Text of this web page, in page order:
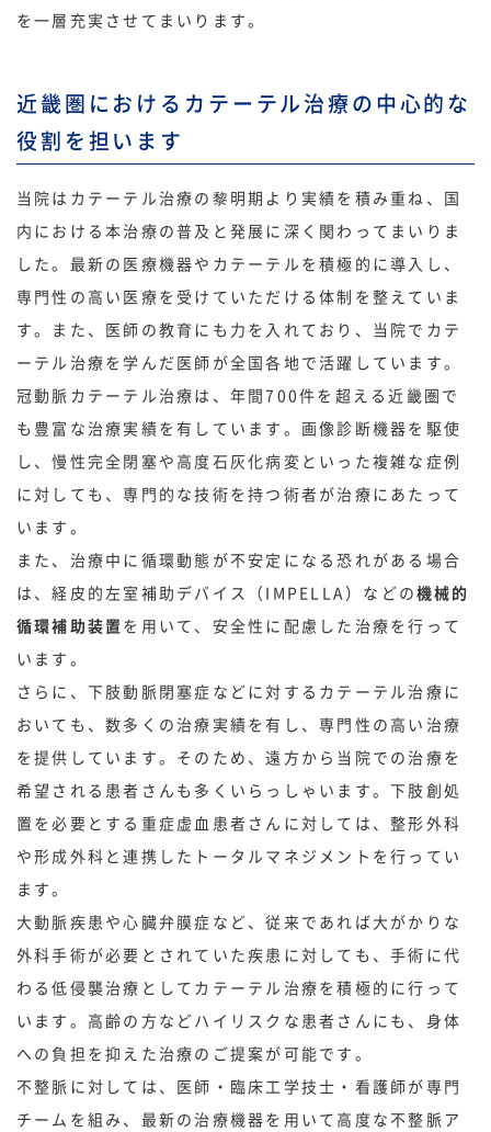
を一層充実させてまいります。
近畿圏におけるカテーテル治療の中心的な
役割を担います
当院はカテーテル治療の黎明期より実績を積み重ね、国
内における本治療の普及と発展に深く関わってまいりま
した。最新の医療機器やカテーテルを積極的に導入し、
専門性の高い医療を受けていただける体制を整えていま
す。また、医師の教育にも力を入れており、当院でカテ
ーテル治療を学んだ医師が全国各地で活躍しています。
冠動脈カテーテル治療は、年間700件を超える近畿圏で
も豊富な治療実績を有しています。画像診断機器を駆使
し、慢性完全閉塞や高度石灰化病変といった複雑な症例
に対しても、専門的な技術を持つ術者が治療にあたって
います。
また、治療中に循環動態が不安定になる恐れがある場合
は、経皮的左室補助デバイス（IMPELLA）などの機械的
循環補助装置 を用いて、安全性に配慮した治療を行って
います。
さらに、下肢動脈閉塞症などに対するカテーテル治療に
おいても、数多くの治療実績を有し、専門性の高い治療
を提供しています。そのため、遠方から当院での治療を
希望される患者さんも多くいらっしゃいます。下肢創処
置を必要とする重症虚血患者さんに対しては、整形外科
や形成外科と連携したトータルマネジメントを行ってい
ます。
大動脈疾患や心臓弁膜症など、従来であれば大がかりな
外科手術が必要とされていた疾患に対しても、手術に代
わる低侵襲治療としてカテーテル治療を積極的に行って
います。高齢の方などハイリスクな患者さんにも、身体
への負担を抑えた治療のご提案が可能です。
不整脈に対しては、医師・臨床工学技士・看護師が専門
チームを組み、最新の治療機器を用いて高度な不整脈ア